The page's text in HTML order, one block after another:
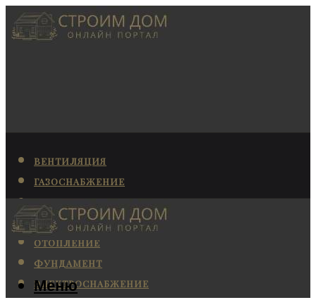
ВЕНТИЛЯЦИЯ
ГАЗОСНАБЖЕНИЕ
КАНАЛИЗАЦИЯ
КОНДИЦИОНИРОВАНИЕ
ОТОПЛЕНИЕ
ФУНДАМЕНТ
ЭЛЕКТРОСНАБЖЕНИЕ
Меню